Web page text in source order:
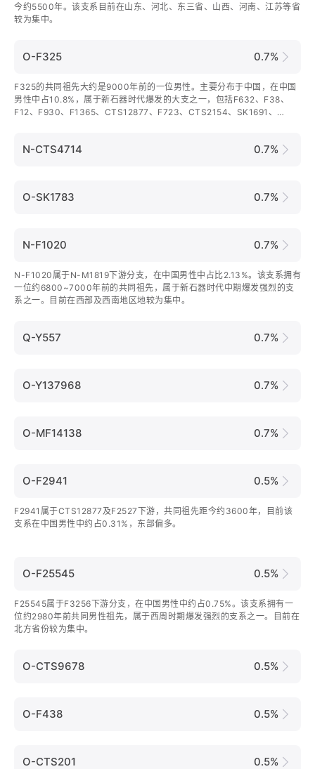
今约5500年。该支系目前在山东、河北、东三省、山西、河南、江苏等省
较为集中。
O-F325 0.7%
F325的共同祖先大约是9000年前的一位男性。主要分布于中国，在中国
男性中占10.8%，属于新石器时代爆发的大支之一，包括F632、F38、
F12、F930、F1365、CTS12877、F723、CTS2154、SK1691、
N-CTS4714 0.7%
O-SK1783 0.7%
N-F1020 0.7%
N-F1020属于N-M1819下游分支，在中国男性中占比2.13%。该支系拥有
一位约6800~7000年前的共同祖先，属于新石器时代中期爆发强烈的支
系之一。目前在西部及西南地区地较为集中。
Q-Y557 0.7%
O-Y137968 0.7%
O-MF14138 0.7%
O-F2941 0.5%
F2941属于CTS12877及F2527下游，共同祖先距今约3600年，目前该
支系在中国男性中约占0.31%，东部偏多。
O-F25545 0.5%
F25545属于F3256下游分支，在中国男性中约占0.75%。该支系拥有一
位约2980年前共同男性祖先，属于西周时期爆发强烈的支系之一。目前在
北方省份较为集中。
O-CTS9678 0.5%
O-F438 0.5%
O-CTS201 0.5%